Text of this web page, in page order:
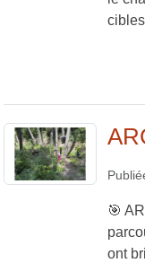
🎯
ont